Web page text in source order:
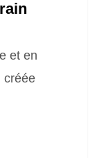
et en
créée